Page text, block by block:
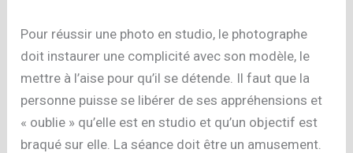
Pour réussir une photo en studio, le photographe
doit instaurer une complicité avec son modèle, le
mettre à l’aise pour qu’il se détende. Il faut que la
personne puisse se libérer de ses appréhensions et
« oublie » qu’elle est en studio et qu’un objectif est
braqué sur elle. La séance doit être un amusement.